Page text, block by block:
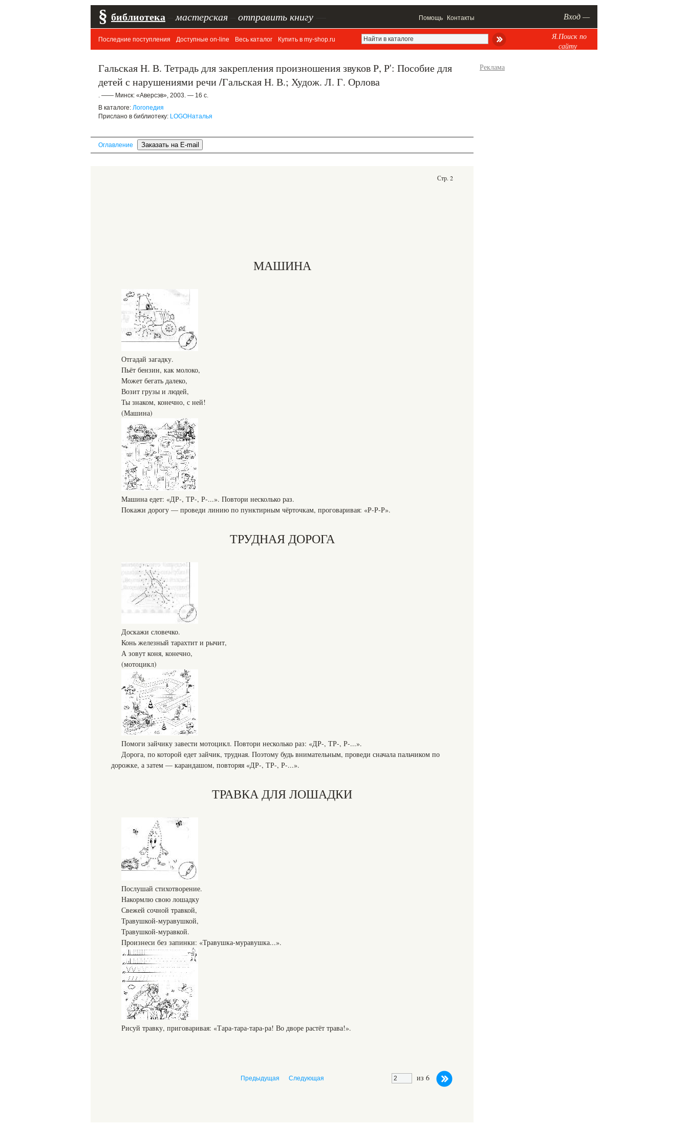
§ библиотека мастерская отправить книгу Помощь Контакты Вход —
Последние поступления Доступные on-line Весь каталог Купить в my-shop.ru
Я.Поиск по
сайту
Гальская Н. В. Тетрадь для закрепления произношения звуков Р, Р': Пособие для
детей с нарушениями речи /Гальская Н. В.; Худож. Л. Г. Орлова
. —— Минск: «Аверсэв», 2003. — 16 с.
В каталоге: Логопедия
Прислано в библиотеку: LOGOНаталья
Оглавление
Стр. 2
МАШИНА
Отгадай загадку.
Пьёт бензин, как молоко,
Может бегать далеко,
Возит грузы и людей,
Ты знаком, конечно, с ней!
(Машина)
Машина едет: «ДР-, ТР-, Р-...». Повтори несколько раз.
Покажи дорогу — проведи линию по пунктирным чёрточкам, проговаривая: «Р-Р-Р».
ТРУДНАЯ ДОРОГА
Доскажи словечко.
Конь железный тарахтит и рычит,
А зовут коня, конечно,
(мотоцикл)
Помоги зайчику завести мотоцикл. Повтори несколько раз: «ДР-, ТР-, Р-...».
Дорога, по которой едет зайчик, трудная. Поэтому будь внимательным, проведи сначала пальчиком по
дорожке, а затем — карандашом, повторяя «ДР-, ТР-, Р-...».
ТРАВКА ДЛЯ ЛОШАДКИ
Послушай стихотворение.
Накормлю свою лошадку
Свежей сочной травкой,
Травушкой-муравушкой,
Травушкой-муравкой.
Произнеси без запинки: «Травушка-муравушка...».
Рисуй травку, приговаривая: «Тара-тара-тара-ра! Во дворе растёт трава!».
из 6
Предыдущая Следующая
Реклама